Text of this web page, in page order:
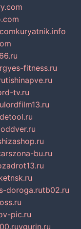
kuryatnik.info
yes-fitness.ru
tishinapve.ru
tv.ru
lordfilm13.ru
bu.ru
doroga.rutb02.ru
pic.ru
vgurin.ru